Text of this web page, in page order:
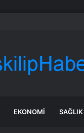
EKONOMI SAĞLIK